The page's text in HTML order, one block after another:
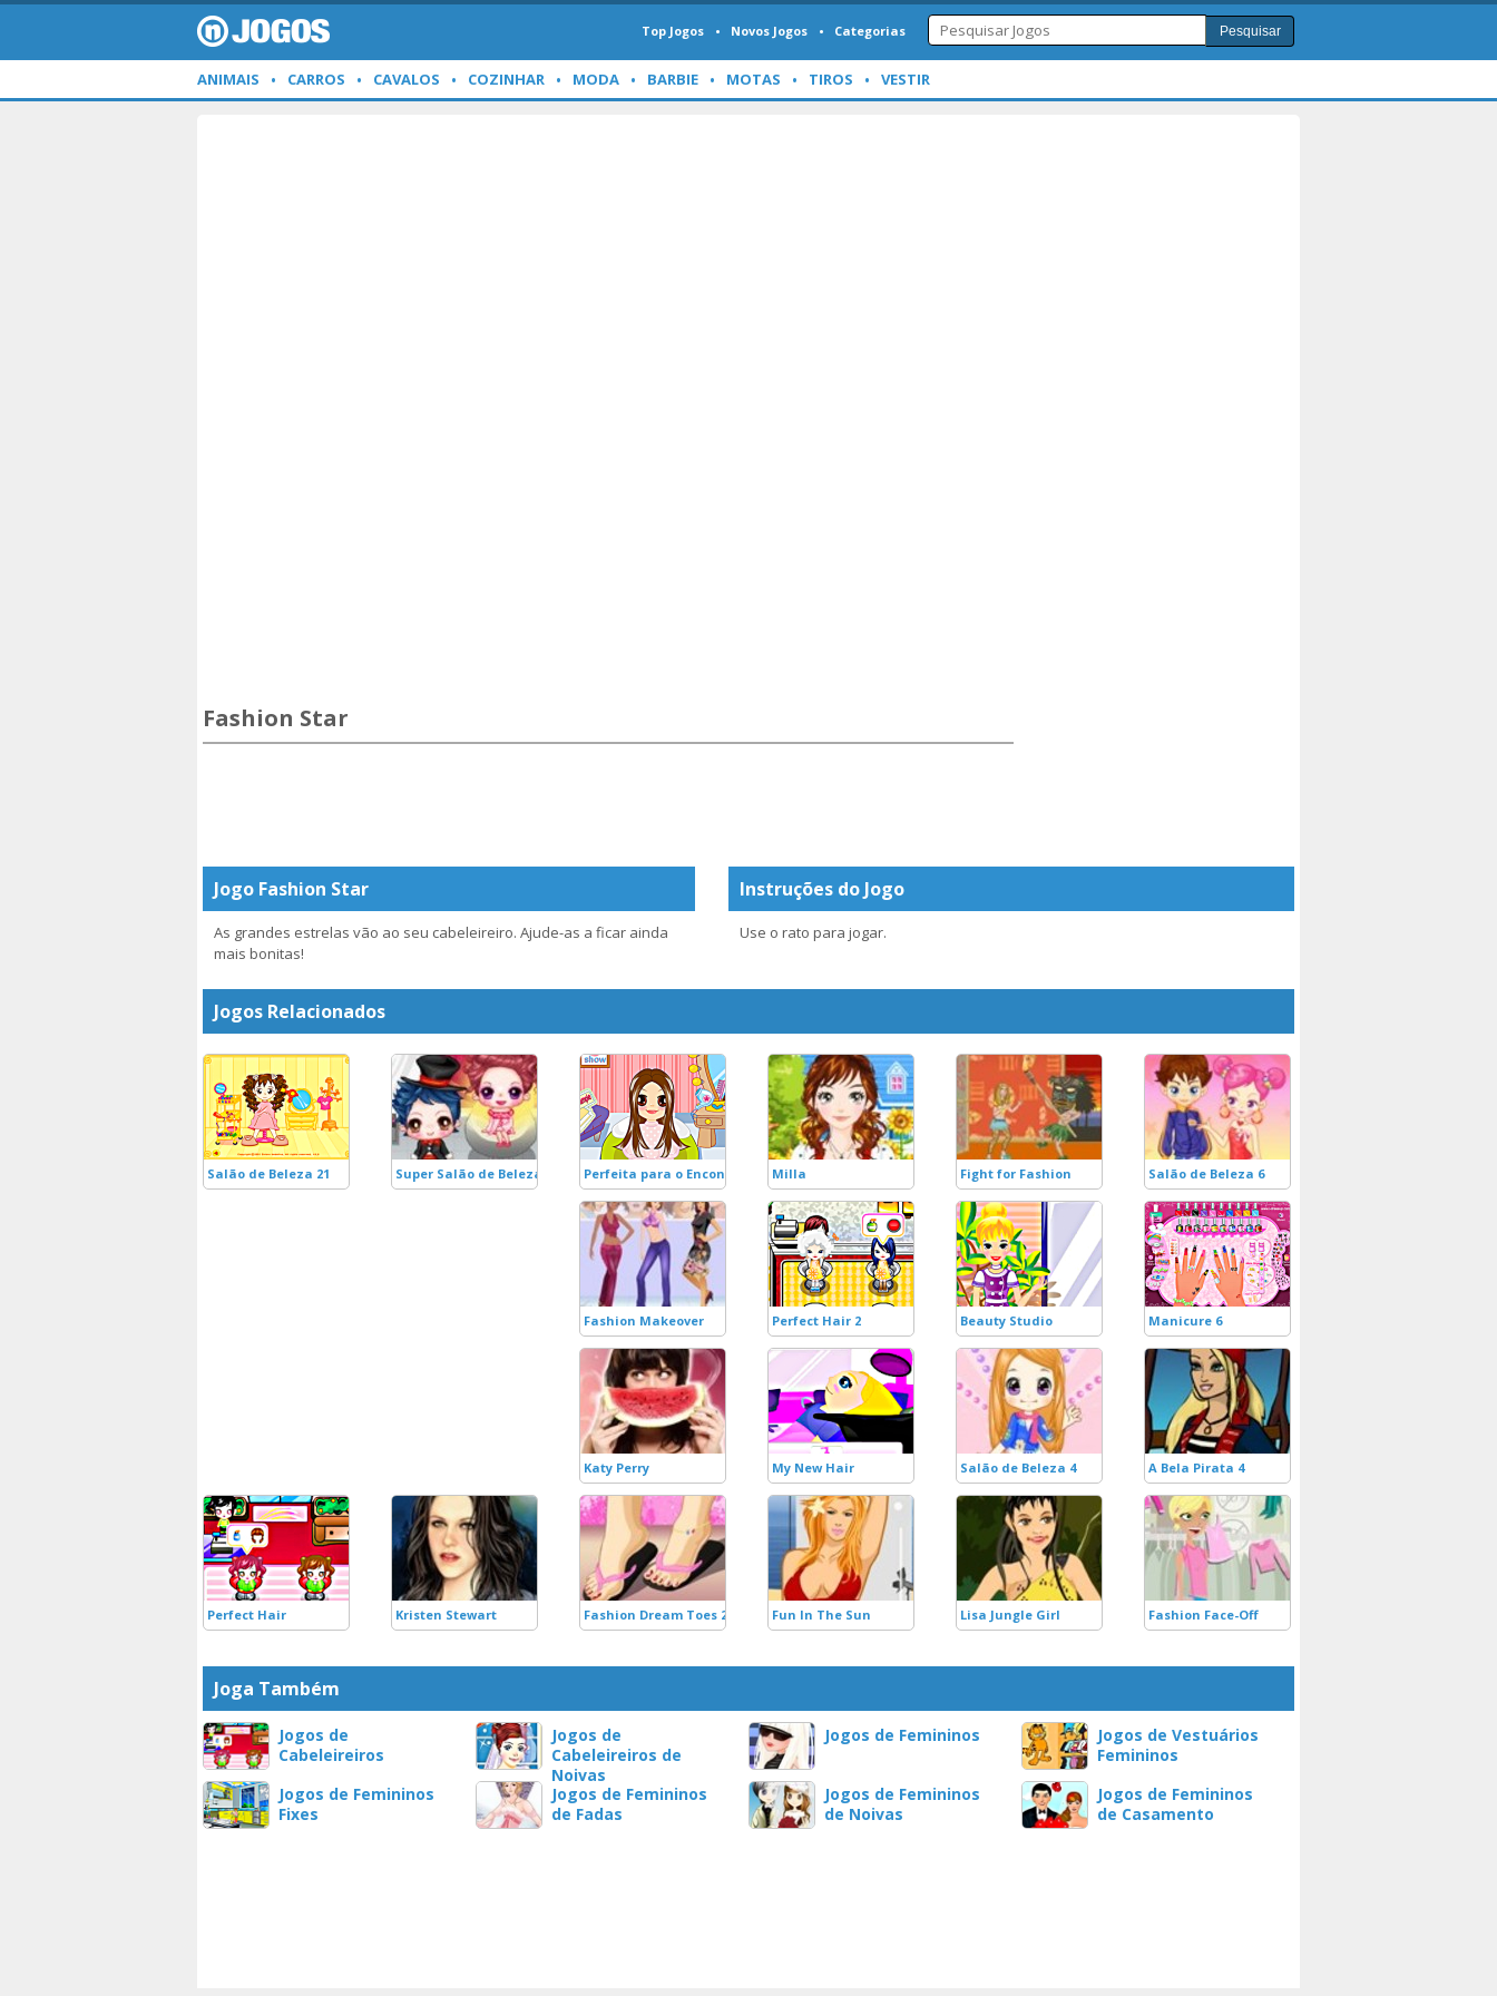
Top Jogos Novos Jogos Categorias Pesquisar
ANIMAIS CARROS CAVALOS COZINHAR MODA BARBIE MOTAS TIROS VESTIR
Fashion Star
Jogo Fashion Star
As grandes estrelas vão ao seu cabeleireiro. Ajude-as a ficar ainda
mais bonitas!
Instruções do Jogo
Use o rato para jogar.
Jogos Relacionados
Salão de Beleza 21 Super Salão de Beleza Perfeita para o Encontro Milla Fight for Fashion Salão de Beleza 6
Fashion Makeover Perfect Hair 2 Beauty Studio Manicure 6
Katy Perry My New Hair Salão de Beleza 4 A Bela Pirata 4
Perfect Hair Kristen Stewart Fashion Dream Toes 2 Fun In The Sun Lisa Jungle Girl Fashion Face-Off
Joga Também
Jogos de
Cabeleireiros
Jogos de
Cabeleireiros de
Noivas
Jogos de Femininos
Jogos de Vestuários
Femininos
Jogos de Femininos
Fixes
Jogos de Femininos
de Fadas
Jogos de Femininos
de Noivas
Jogos de Femininos
de Casamento